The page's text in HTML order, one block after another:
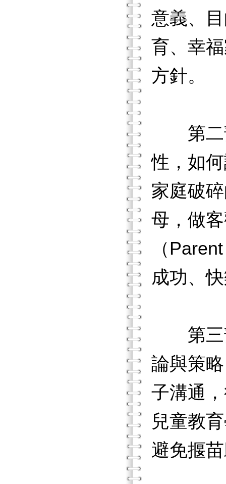
意義、
育、幸
方針。
第二部
性，如
家庭破
母，做
（
成功、
第三部
論與策
子溝通
兒童教
避免揠